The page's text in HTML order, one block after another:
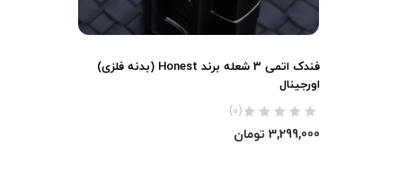
فندک اتمی 3 شعله برند Honest (بدنه فلزی)
اورجینال
(0)
3,299,000 تومان